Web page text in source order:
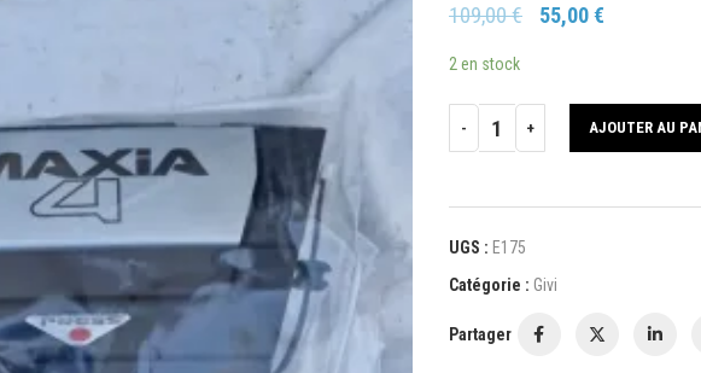
109,00€ 55,00€
2 en stock
AJOUTER AU
UGS : E175
Catégorie : Givi
Partager